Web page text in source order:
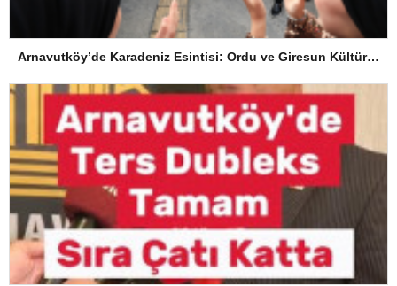
Arnavutköy’de Karadeniz Esintisi: Ordu ve Giresun Kültürü Memleket Günleri’nde Buluştu